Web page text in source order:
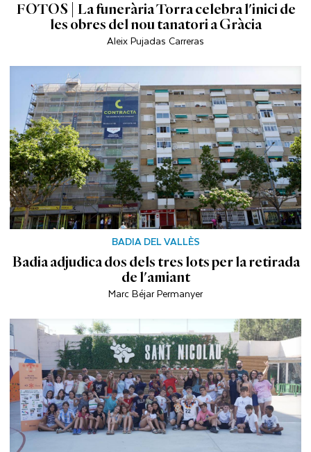
FOTOS | La funerària Torra celebra l'inici de
les obres del nou tanatori a Gràcia
Aleix Pujadas Carreras
BADIA DEL VALLÈS
Badia adjudica dos dels tres lots per la retirada
de l'amiant
Marc Béjar Permanyer